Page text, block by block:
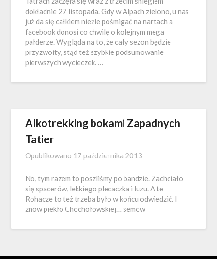
dokładnie 27 listopada. Gdy w Alpach zielono, u nas
już da się całkiem nieźle pośmigać na nartach a
facebook donosi co chwilę o kolejnym mega
pałderze. Wygląda na to, że cały sezon będzie
przyzwoity, stąd też szybkie podsumowanie
pierwszych wycieczek. …
Alkotrekking bokami Zapadnych
Tatier
Opublikowano 17 października 2013
No, tym razem to poszliśmy po bandzie. Zachciało
się spacerów, lekkiego plecaczka i luzu. A te
Rohacze to też trzeba było w końcu odwiedzić. I
znów piekło Chochołowskiej… semow